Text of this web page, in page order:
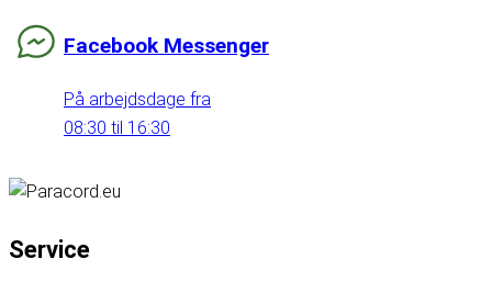
Facebook Messenger
På arbejdsdage fra
08:30 til 16:30
Service